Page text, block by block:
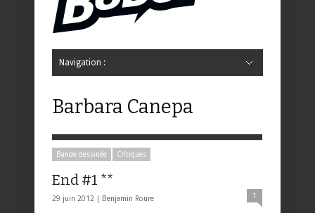
Navigation :
Barbara Canepa
Bande dessinée Critiques
End #1 **
29 juin 2012 | Benjamin Roure 1